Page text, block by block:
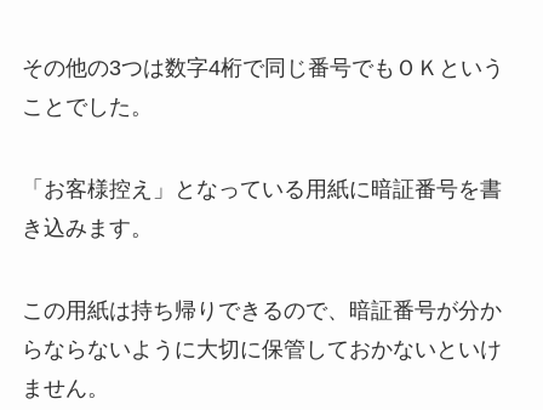
その他の3つは数字4桁で同じ番号でもＯＫという
ことでした。
「お客様控え」となっている用紙に暗証番号を書
き込みます。
この用紙は持ち帰りできるので、暗証番号が分か
らならないように大切に保管しておかないといけ
ません。